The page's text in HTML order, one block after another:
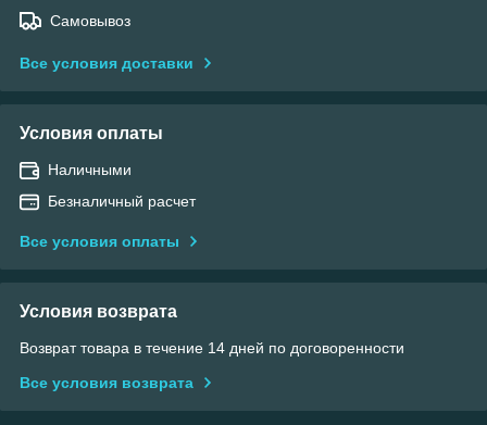
Самовывоз
Все условия доставки
Условия оплаты
Наличными
Безналичный расчет
Все условия оплаты
Условия возврата
Возврат товара в течение 14 дней по договоренности
Все условия возврата